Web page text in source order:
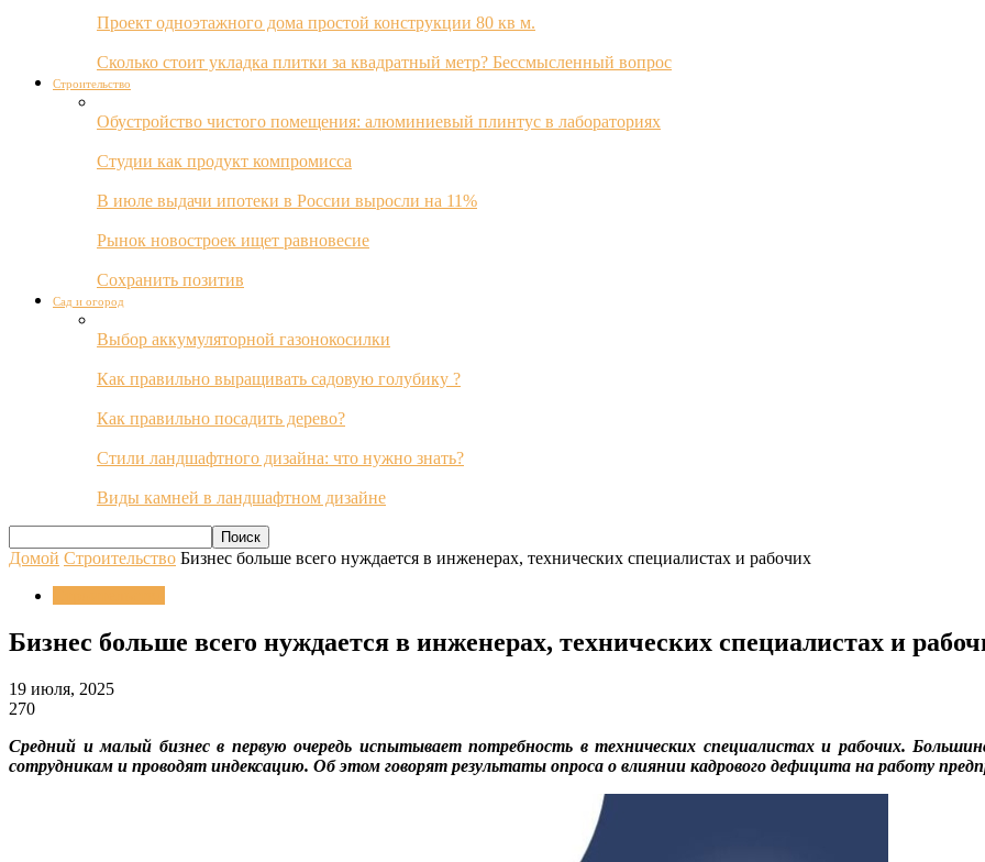
Проект одноэтажного дома простой конструкции 80 кв м.
Сколько стоит укладка плитки за квадратный метр? Бессмысленный вопрос
Строительство
Обустройство чистого помещения: алюминиевый плинтус в лабораториях
Студии как продукт компромисса
В июле выдачи ипотеки в России выросли на 11%
Рынок новостроек ищет равновесие
Сохранить позитив
Сад и огород
Выбор аккумуляторной газонокосилки
Как правильно выращивать садовую голубику ?
Как правильно посадить дерево?
Стили ландшафтного дизайна: что нужно знать?
Виды камней в ландшафтном дизайне
Домой Строительство Бизнес больше всего нуждается в инженерах, технических специалистах и рабочих
Бизнес больше всего нуждается в инженерах, технических специалистах и
19 июля, 2025
270
Средний и малый бизнес в первую очередь испытывает потребность в технических специалистах и рабочих.
сотрудникам и проводят индексацию. Об этом говорят результаты опроса о влиянии кадрового дефицита на работу